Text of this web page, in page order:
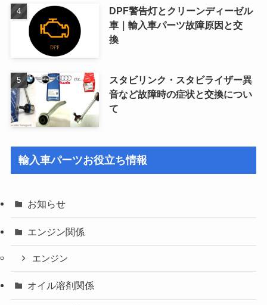
DPF警告灯とクリーンディーゼル
車｜輸入車パーツ故障原因と交
換
スタビリンク・スタビライザー異
音など故障時の症状と交換につい
て
輸入車パーツお役立ち情報
お知らせ
エンジン関係
エンジン
オイル溶剤関係